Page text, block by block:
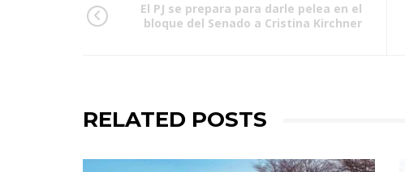
El PJ se prepara para darle pelea en el
bloque del Senado a Cristina Kirchner
RELATED POSTS